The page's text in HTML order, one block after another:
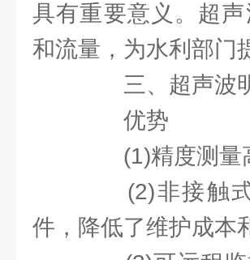
具有重要意义。超
和流量，为水利部门
三、超声波明
优势
(1)精度测量
(2)非接触式
件，降低了维护成本